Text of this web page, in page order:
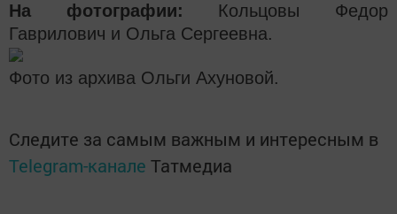
На фотографии: Кольцовы Федор
Гаврилович и Ольга Сергеевна.
Фото из архива Ольги Ахуновой.
Следите за самым важным и интересным в
Telegram-канале Татмедиа